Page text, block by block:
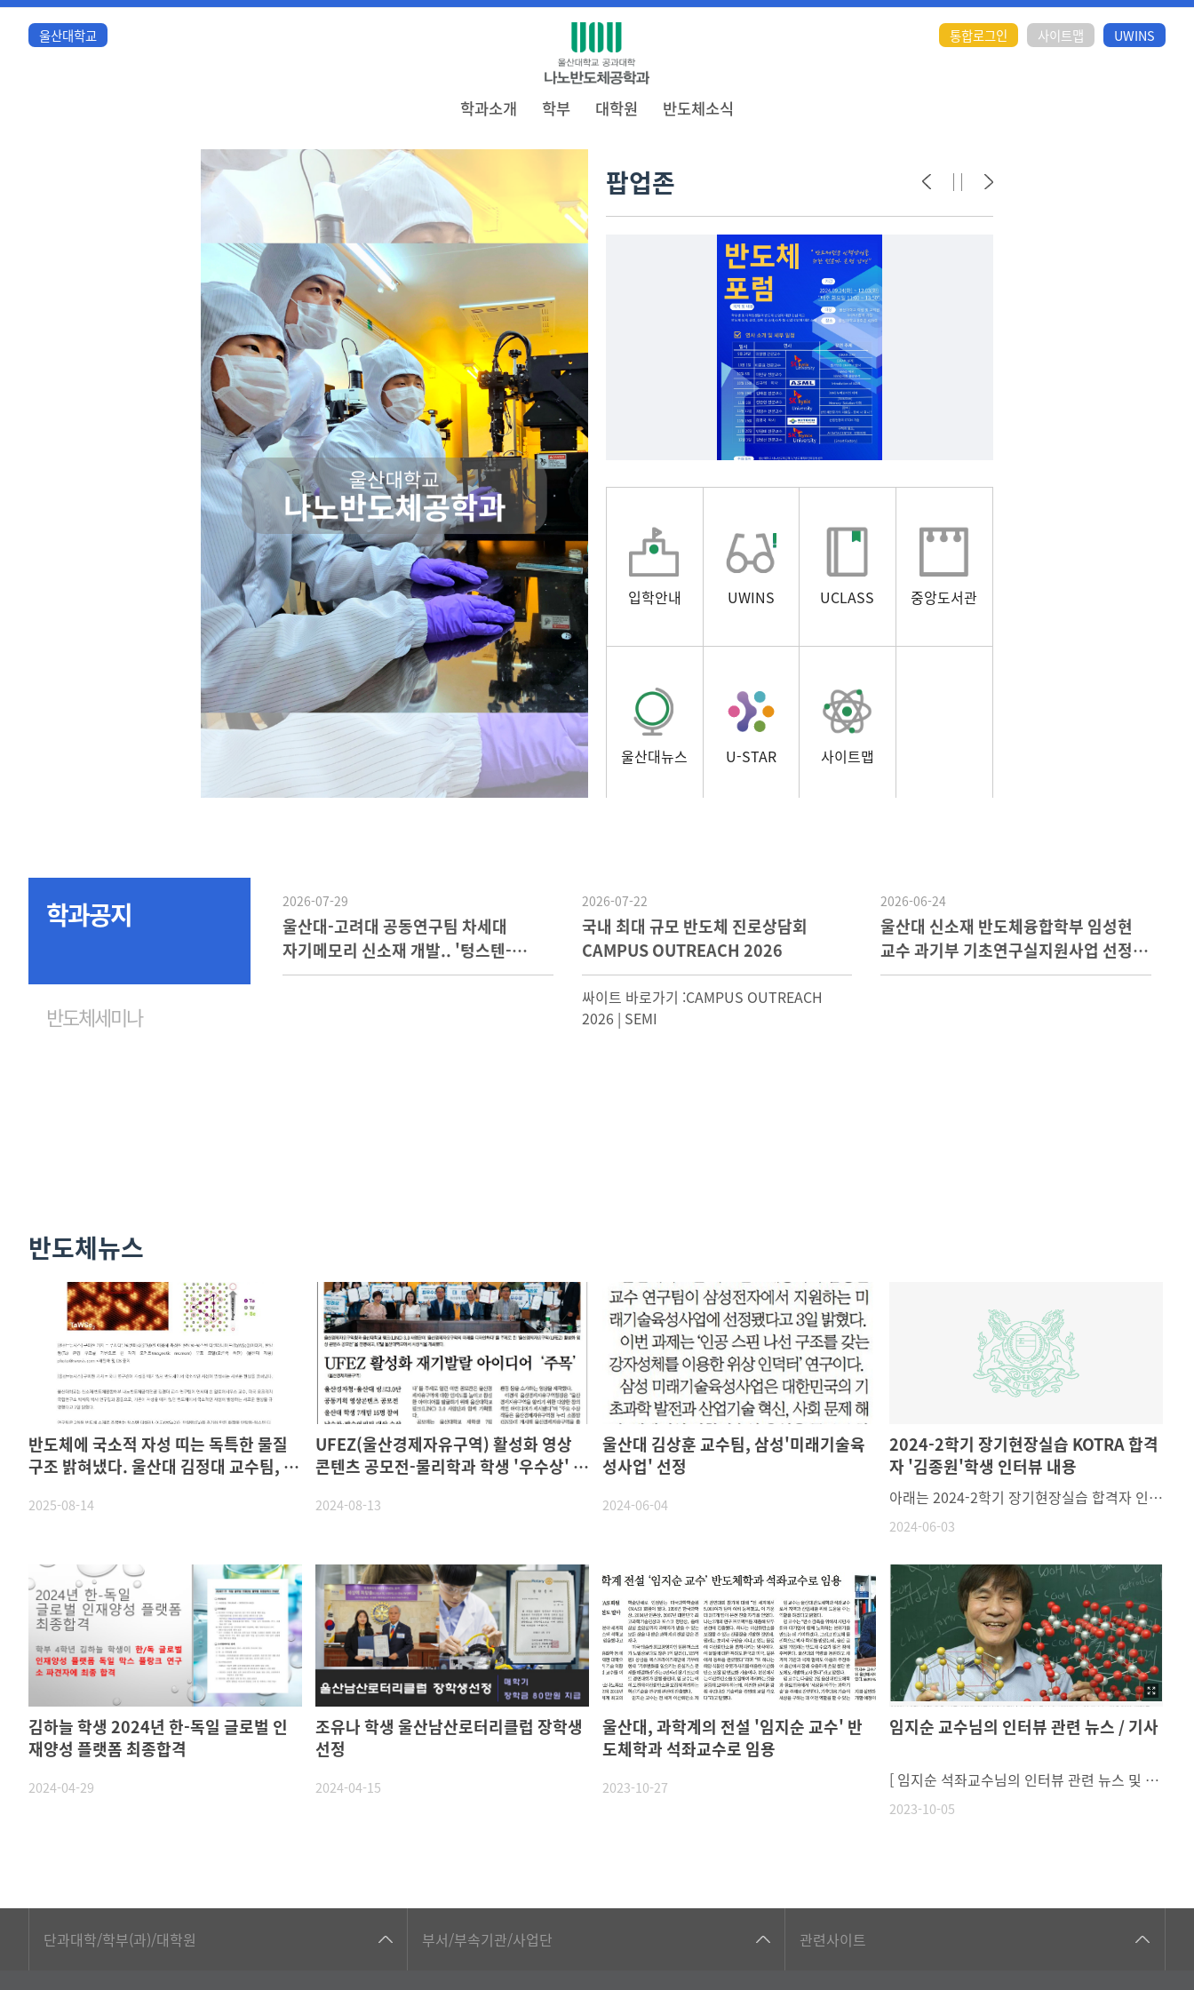
울산대학교 통합로그인 사이트맵 UWINS
학과소개 학부 대학원 반도체소식
팝업존
입학안내 UWINS UCLASS 중앙도서관
울산대뉴스 U-STAR 사이트맵
학과공지
반도체세미나
2026-07-29
울산대-고려대 공동연구팀 차세대
자기메모리 신소재 개발.. '텅스텐-
몰리브덴 합금'
2026-07-22
국내 최대 규모 반도체 진로상담회
CAMPUS OUTREACH 2026
싸이트 바로가기 :CAMPUS OUTREACH
2026 | SEMI
2026-06-24
울산대 신소재 반도체융합학부 임성현
교수 과기부 기초연구실지원사업 선정
15억 확보
반도체뉴스
반도체에 국소적 자성 띠는 독특한 물질
구조 밝혀냈다. 울산대 김정대 교수팀, 국
2025-08-14
UFEZ(울산경제자유구역) 활성화 영상
콘텐츠 공모전-물리학과 학생 '우수상' 수
2024-08-13
울산대 김상훈 교수팀, 삼성'미래기술육
성사업' 선정
2024-06-04
2024-2학기 장기현장실습 KOTRA 합격
자 '김종원'학생 인터뷰 내용
2024-06-03
아래는 2024-2학기 장기현장실습 합격자 인터뷰 내용입니다.물리학과 학생들에게 도움이 될 것 같아 학과 게시판을 통해 소식 공유해드립니다:)!늘 밝게 빛날 여러분의 미래를 응원합니다! ( ﾉ・∀・)ﾉ ✧•́°-------------------------------------------------------------------------------------------------------우선 저는 국내에 위치한 대한무역투자진흥공사(Kotra)에 장기현장실습을 지원하였습니다.1) KOTRA 장기인턴십 소개 (하는 업무, 선발 절차, 등): 이 부분은 아직 제가 현장실습을 진행하지 않아 정확히는 모르지만 알아본 바로 설명 드리겠습니다. 대한무역투자진흥공사에서 중견-중소 기업의 (반도체 소부장 관련) 수출 수입 관련해서 지원 또는 컨설팅 업무로 알고 있습니다. 세부적으로는 기업서, 구매직무 또는 SCM직무와 관련있다고 생각이 듭니다. (필드 엔지니어와는 거리가 멀다 생각이 듭니다.)[장기인턴십 업무]1.반도체 관련 기업 발굴 또는 바이어 매칭 상담지원 업무 2.블룸버그 및 아브람스 (경제무역 데이터 플랫폼)을 활용한 해외 대체공급선 발굴 3. 수입처 다변화 사업 및 공급망 컨설팅 지원 업무가 있습니다. 예를 들어 일본 수출 규제 사례서 큰 역할을 하는 것으로 이해하고 있습니다.코트라-산업통상자원부(일본수출규제사례) [KOTRA의 주무기관이 산업통상자원부이므로 엮여있다고 생각이 들어 링크 첨부하였습니다.][선발 절차]Uoasis 장기현장실습 (울산대학교 장기현장실습지원센터 홈페이지)에서 신청 후 서류 전형 -> 면접 전형 -> 최종합격 통보 입니다. 또한 24주(6개월) 장기현장실습이라면 전공학점 대신 현장실습으로 (14학점)을 얻을 수 있어 수업을 못 듣는 것에 대한 걱정도 없어 좋은 경험인 것 같습니다. 2) 합격 팁 EX) 자기 소개서에 무엇을 강조했는지, 이런 경험이 도움이 되었다 등자기소개서 에서는 일관된 반도체 관련 팀 프로젝트 에서 의 팀워크 또는 문제해결 등을 강조했습니다. 특히 교수님 의 반도체 분석 및 실험 과목에서 의 '팀 프로젝트'관련해서 경험이 있다 보니 이야기를 할 수 있는 것들이 많아 도움이 되었던 것 같습니다. 또한 연구실 생활을 하면서 무언가 시도하도록 도와 주셨던 것들이 경험적으로 매우 컸습니다.3) 향후 자신의 계획 장기현장실습을 진행하면서 당장은 영어공부를 우선 해야할것 같습니다. 지금은 반도체 관련 공정,장비 회사로도 가고싶고, 또한 세부적으로는 자동차 반도체용 회사에서 구매직무에(NXP,TI,인피니언,르네사스 등) 가고싶다는 막연한 생각이 듭니다만, 현장실습을 진행하면서 우선 경험을 해보고 나중에 가능하다면 대학원에 진학을 하고 싶은 마음도 있어 신중한 선택을 해야할 것 같습니다.4) 기타저는 우선 반도체와 큰 관련이 있는 장기현장실습도 아니고 채용연계도 전혀 아닙니다. 그래서 누구에게 이런 이야기를 드리기가 조금은 부끄럽습니다.다만 제가 생각했던 점은 반도체 관련 R&D 장기현장실습은 어렵기도 하고, 전무한 것으로 알고 있습니다(울산에서는 더더욱), 학교에서도 직무와 관련된 교육이나 실습을 많이 진행하지만 더 많은 직무와 관련된 기회(팀 프로젝트, 산학 협력형 프로젝트)가 생기면 (물리학과 후배들)이 더 많은 경험을 가지고 갈 수 있지 않을까 생각이 듭니다.
김하늘 학생 2024년 한-독일 글로벌 인
재양성 플랫폼 최종합격
2024-04-29
조유나 학생 울산남산로터리클럽 장학생
선정
2024-04-15
울산대, 과학계의 전설 '임지순 교수' 반
도체학과 석좌교수로 임용
2023-10-27
임지순 교수님의 인터뷰 관련 뉴스 / 기사
2023-10-05
[ 임지순 석좌교수님의 인터뷰 관련 뉴스 및 기사 ][MBC가 만난 사람] 울산대학교 임지순 반도체학과 석좌교수 [MBC가 만난 사람] 울산대학교 임지순 반도체학과 석좌교수 - YouTube [노벨 로드] 신물질 찾아나선 지 50년… “나는 지금도 호기심에 가슴이 뛴다”https://biz.chosun.com/science-chosun/science/2023/09/18/4KUCVLJFXZCBLIWZAICVSYHA6Q/
단과대학/학부(과)/대학원 부서/부속기관/사업단 관련사이트